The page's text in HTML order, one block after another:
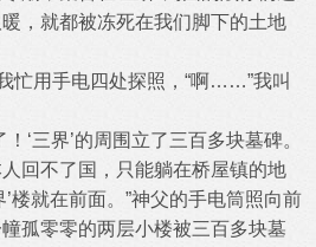
，就都被冻死在我们脚下的土地
用手电四处探照，“啊……”我叫
三界’的周围立了三百多块墓碑。
回不了国，只能躺在桥屋镇的地
’楼就在前面。”神父的手电筒照向前
孤零零的两层小楼被三百多块墓